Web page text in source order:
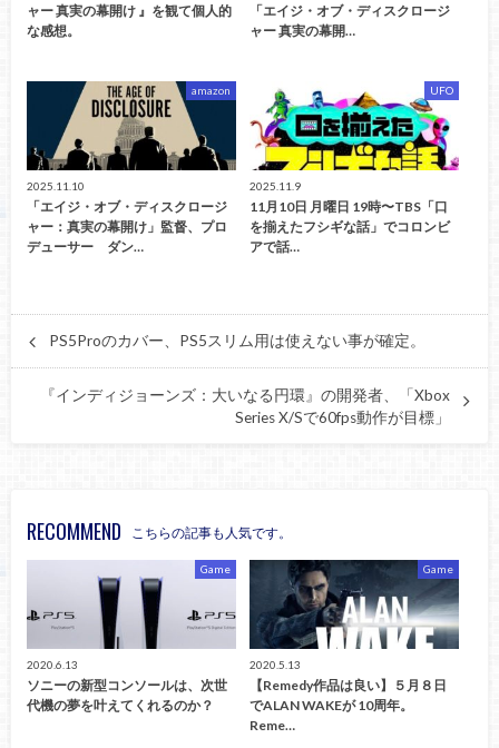
ャー 真実の幕開け 』を観て個人的
な感想。
「エイジ・オブ・ディスクロージ
ャー 真実の幕開…
amazon
2025.11.10
「エイジ・オブ・ディスクロージ
ャー：真実の幕開け」監督、プロ
デューサー ダン…
UFO
2025.11.9
11月10日 月曜日 19時〜TBS「口
を揃えたフシギな話」でコロンビ
アで話…
PS5Proのカバー、PS5スリム用は使えない事が確定。
『インディジョーンズ：大いなる円環』の開発者、「Xbox
Series X/Sで60fps動作が目標」
RECOMMEND こちらの記事も人気です。
Game
2020.6.13
ソニーの新型コンソールは、次世
代機の夢を叶えてくれるのか？
Game
2020.5.13
【Remedy作品は良い】５月８日
でALAN WAKEが 10周年。
Reme…